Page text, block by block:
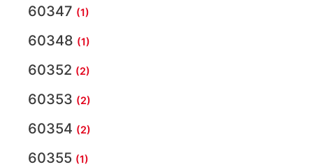
60347 (1)
60348 (1)
60352 (2)
60353 (2)
60354 (2)
60355 (1)